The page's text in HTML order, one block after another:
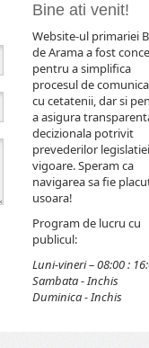
Bine ati venit!
Website-ul primariei
de Arama a fost
pentru a simplifica
procesul de
cu cetatenii, dar si
a asigura
decizionala potrivit
prevederilor
vigoare. Speram ca
navigarea sa fie
usoara!
Program de lucru cu
publicul:
Luni-vineri – 08:00 :
Sambata - Inchis
Duminica - Inchis